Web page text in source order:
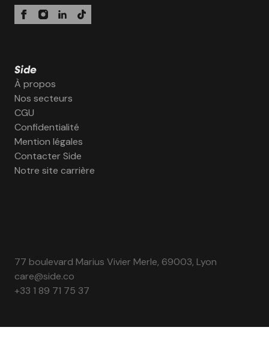
Side
À propos
Nos secteurs
CGU
Confidentialité
Mention légales
Contacter Side
Notre site carrière
77 boulevard Marius Vivier Merle, 69003, Lyon
care@side.co
+33 1 89 71 75 37